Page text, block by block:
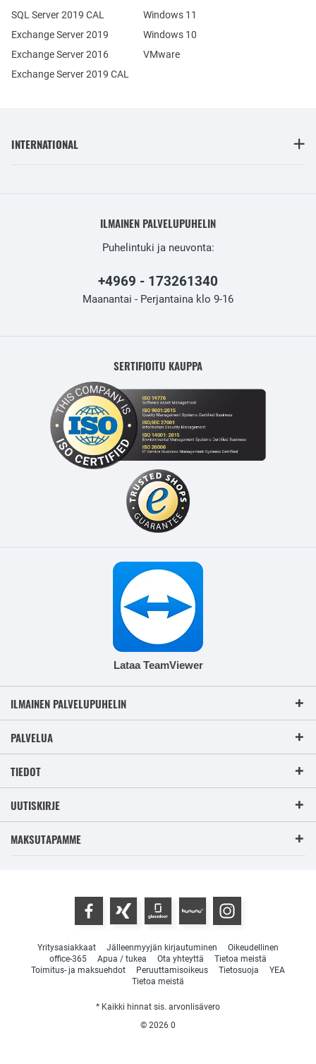
Exchange Server 2019
Exchange Server 2016
SQL Server 2019 CAL
Exchange Server 2019 CAL
Windows 11
Windows 10
VMware
INTERNATIONAL
ILMAINEN PALVELUPUHELIN
Puhelintuki ja neuvonta:
+4969 - 173261340
Maanantai - Perjantaina klo 9-16
SERTIFIOITU KAUPPA
Lataa TeamViewer
ILMAINEN PALVELUPUHELIN
PALVELUA
TIEDOT
UUTISKIRJE
MAKSUTAPAMME
Yritysasiakkaat Jälleenmyyjän kirjautuminen
Oikeudellinen
office-365
Apua / tukea Ota yhteyttä
Tietoa meistä
Toimitus- ja maksuehdot
Peruuttamisoikeus Tietosuoja
YEA
Tietoa meistä
* Kaikki hinnat sis. arvonlisävero
© 2026 0